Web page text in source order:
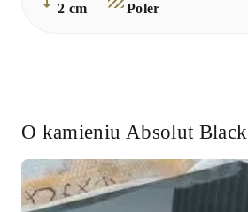
2 cm Poler
O kamieniu Absolut Black